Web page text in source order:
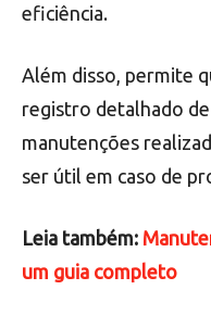
eficiência.
Além disso, permite
registro detalhado
manutenções
ser útil em caso de
Leia também:
um guia completo